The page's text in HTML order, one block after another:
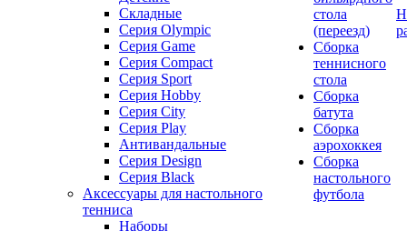
Складные
Серия Olympic
Серия Game
Серия Compact
Серия Sport
Серия Hobby
Серия City
Серия Play
Антивандальные
Серия Design
Серия Black
Аксессуары для настольного
тенниса
Наборы
стола
(переезд)
Сборка
теннисного
стола
Сборка
батута
Сборка
аэрохоккея
Сборка
настольного
футбола